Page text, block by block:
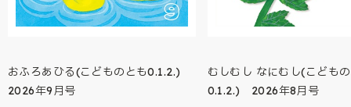
おふろあひる(こどものとも0.1.2.)
2026年9月号
むしむし なにむし(こども
0.1.2.) 2026年8月号